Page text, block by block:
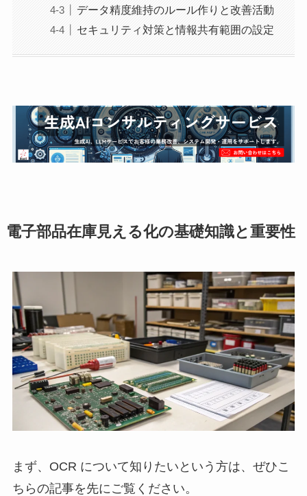
データ精度維持のルール作りと改善活動
セキュリティ対策と情報共有範囲の設定
電子部品在庫見える化の基礎知識と重要性
まず、OCR について知りたいという方は、ぜひこ
ちらの記事を先にご覧ください。